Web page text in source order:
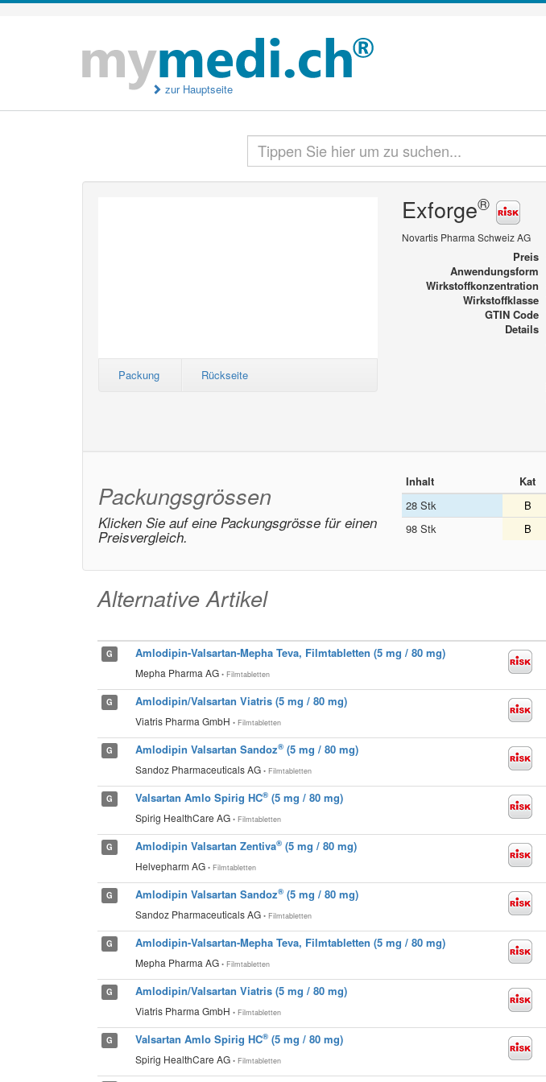
zur Hauptseite
Packung Rückseite
Exforge®
Novartis Pharma Schweiz AG
Preis
Anwendungsform
Wirkstoffkonzentration
Wirkstoffklasse
GTIN Code
Details
Packungsgrössen
Klicken Sie auf eine Packungsgrösse für einen
Preisvergleich.
Inhalt Kat
28 Stk
B
98 Stk
B
Alternative Artikel
G Amlodipin-Valsartan-Mepha Teva, Filmtabletten (5 mg / 80 mg)
Mepha Pharma AG • Filmtabletten
G Amlodipin/Valsartan Viatris (5 mg / 80 mg)
Viatris Pharma GmbH • Filmtabletten
G Amlodipin Valsartan Sandoz® (5 mg / 80 mg)
Sandoz Pharmaceuticals AG • Filmtabletten
G Valsartan Amlo Spirig HC® (5 mg / 80 mg)
Spirig HealthCare AG • Filmtabletten
G Amlodipin Valsartan Zentiva® (5 mg / 80 mg)
Helvepharm AG • Filmtabletten
G Amlodipin Valsartan Sandoz® (5 mg / 80 mg)
Sandoz Pharmaceuticals AG • Filmtabletten
G Amlodipin-Valsartan-Mepha Teva, Filmtabletten (5 mg / 80 mg)
Mepha Pharma AG • Filmtabletten
G Amlodipin/Valsartan Viatris (5 mg / 80 mg)
Viatris Pharma GmbH • Filmtabletten
G Valsartan Amlo Spirig HC® (5 mg / 80 mg)
Spirig HealthCare AG • Filmtabletten